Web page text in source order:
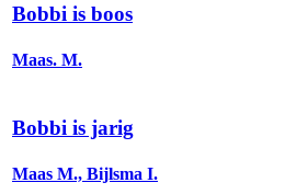
Bobbi is boos
Maas. M.
Bobbi is jarig
Maas M., Bijlsma I.